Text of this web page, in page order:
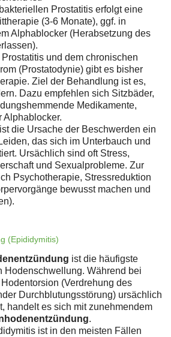
Prostatitis erfolgt eine
(3-6 Monate), ggf. in
Alphablocker (Herabsetzung des
und dem chronischen
(Prostatodynie) gibt es bisher
Ziel der Behandlung ist es,
Dazu empfehlen sich Sitzbäder,
Medikamente,
Alphablocker.
die Ursache der Beschwerden ein
das sich im Unterbauch und
Ursächlich sind oft Stress,
und Sexualprobleme. Zur
Psychotherapie, Stressreduktion
bewusst machen und
(Epididymitis)
ist die häufigste
Hodenschwellung. Während bei
(Verdrehung des
Durchblutungsstörung) ursächlich
handelt es sich mit zunehmendem
.
ist in den meisten Fällen